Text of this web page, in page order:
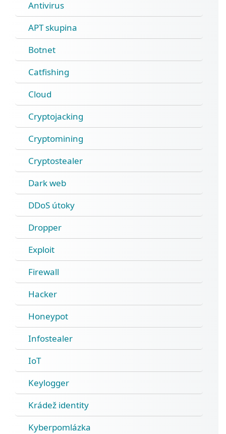
Antivirus
APT skupina
Botnet
Catfishing
Cloud
Cryptojacking
Cryptomining
Cryptostealer
Dark web
DDoS útoky
Dropper
Exploit
Firewall
Hacker
Honeypot
Infostealer
IoT
Keylogger
Krádež identity
Kyberpomlázka